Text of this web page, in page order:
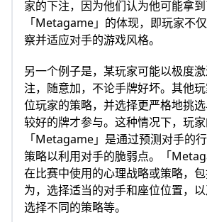
家的下注，因为他们认为他可能拿
「Metagame」的体现，即玩家不
察并适应对手的游戏风格。
另一个例子是，某玩家可能以极度
注，随意加，不论手牌好坏。其他
位玩家的策略，并选择更严格地挑
较好的牌才参与。这种情况下，玩
「Metagame」是通过预测对手的
策略以利用对手的脆弱点。「
在比赛中使用的心理战略或策略，
为，选择适当的对手和座位位置，
选择不同的策略等。